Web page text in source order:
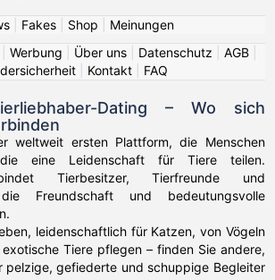
| Fakes| Shop
Meinungen
Werbung Über uns Datenschutz AGB
Kontakt FAQ
Dating – Wo sich
weltweit ersten Plattform, die Menschen
die eine Leidenschaft für Tiere teilen.
Tierbesitzer, Tierfreunde und
die Freundschaft und bedeutungsvolle
leidenschaftlich für Katzen, von Vögeln
Tiere pflegen – finden Sie andere,
pelzige, gefiederte und schuppige Begleiter